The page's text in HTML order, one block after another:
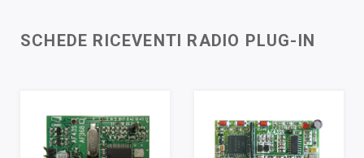
SCHEDE RICEVENTI RADIO PLUG-IN